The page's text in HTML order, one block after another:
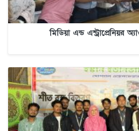
মিডিয়া এন্ড এন্ট্রাপ্রেনিয়র